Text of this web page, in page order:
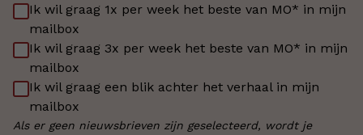
Ik wil graag 1x per week het beste van MO* in mijn
mailbox
Ik wil graag 3x per week het beste van MO* in mijn
mailbox
Ik wil graag een blik achter het verhaal in mijn
mailbox
Als er geen nieuwsbrieven zijn geselecteerd, wordt je